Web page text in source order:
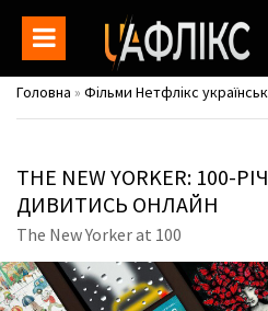
Головна » Фільми Нетфлікс
THE NEW YORKER: 100-
ДИВИТИСЬ ОНЛАЙН
The New Yorker at 100